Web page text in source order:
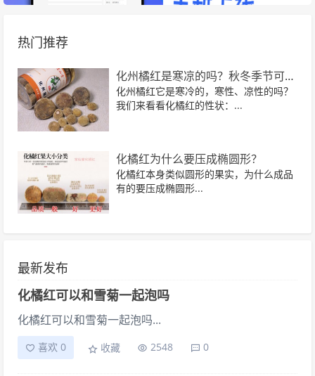
热门推荐
化州橘红是寒凉的吗？秋冬季节可以喝吗？
化州橘红它是寒冷的，寒性、凉性的吗？
我们来看看化橘红的性状：...
化橘红为什么要压成椭圆形？
化橘红本身类似圆形的果实，为什么成品
有的要压成椭圆形...
最新发布
化橘红可以和雪菊一起泡吗
化橘红可以和雪菊一起泡吗...
喜欢 0 收藏 2548 0